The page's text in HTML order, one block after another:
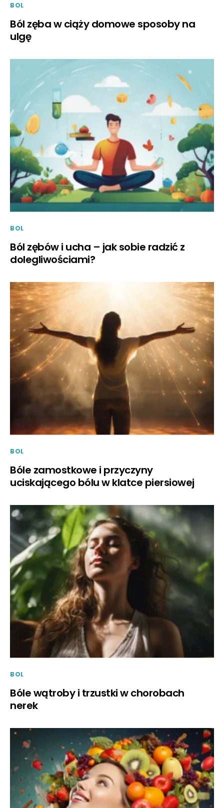
BOL
Ból zęba w ciąży domowe sposoby na
ulgę
BOL
Ból zębów i ucha – jak sobie radzić z
dolegliwościami?
BOL
Bóle zamostkowe i przyczyny
uciskającego bólu w klatce piersiowej
BOL
Bóle wątroby i trzustki w chorobach
nerek